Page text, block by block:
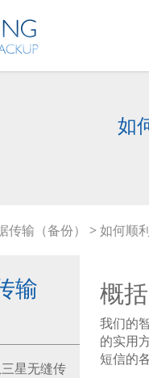
如
传输（备份） > 如何顺
输
星无缝传
概括
我们的
的实用
短信的